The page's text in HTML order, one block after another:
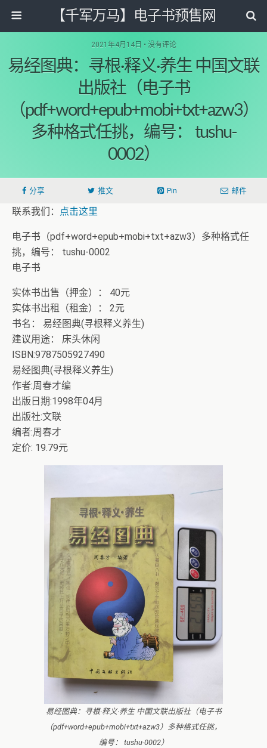
【千军万马】电子书预售网
2021年4月14日 • 没有评论
易经图典：寻根·释义·养生 中国文联
出版社（电子书
（pdf+word+epub+mobi+txt+azw3）
多种格式任挑，编号： tushu-
0002）
分享 推文 Pin 邮件
联系我们： 点击这里
电子书（pdf+word+epub+mobi+txt+azw3）多种格式任
挑，编号： tushu-0002
电子书
实体书出售（押金）： 40元
实体书出租（租金）： 2元
书名： 易经图典(寻根释义养生)
建议用途： 床头休闲
ISBN:9787505927490
易经图典(寻根释义养生)
作者:周春才编
出版日期:1998年04月
出版社:文联
编者:周春才
定价: 19.79元
易经图典：寻根·释义·养生 中国文联出版社（电子书
（pdf+word+epub+mobi+txt+azw3）多种格式任挑，
编号： tushu-0002）